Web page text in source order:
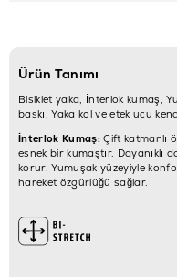
Ürün Tanımı
Bisiklet yaka, İnterlok kumaş,
baskı, Yaka kol ve etek ucu
İnterlok Kumaş:Çift katmanlı
esnek bir kumaştır.
korur. Yumuşak yüzeyiyle
hareket özgürlüğü sağlar.